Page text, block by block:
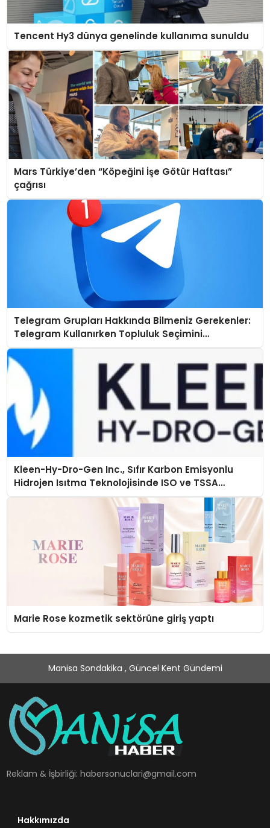
Tencent Hy3 dünya genelinde kullanıma sunuldu
Mars Türkiye’den “Köpeğini İşe Götür Haftası”
çağrısı
Telegram Grupları Hakkında Bilmeniz Gerekenler:
Telegram Kullanırken Topluluk Seçimini
Kolaylaştırın
Kleen-Hy-Dro-Gen Inc., Sıfır Karbon Emisyonlu
Hidrojen Isıtma Teknolojisinde ISO ve TSSA
Düzenleyici Onaylarını Aldı
Marie Rose kozmetik sektörüne giriş yaptı
Manisa Sondakika , Güncel Kent Gündemi
Reklam & İşbirliği:habersonuclari@gmail.com
Hakkımızda